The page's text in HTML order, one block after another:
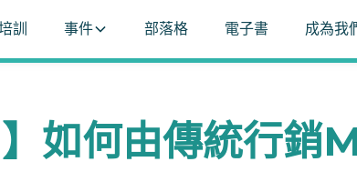
訓 事件 部落格 電子書 成為我
】如何由傳統行